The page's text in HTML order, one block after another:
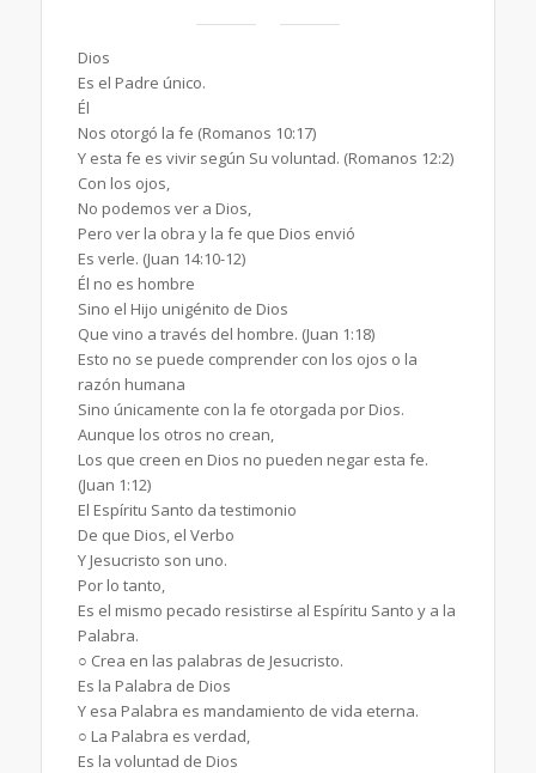
Dios
Es el Padre único.
Él
Nos otorgó la fe (Romanos 10:17)
Y esta fe es vivir según Su voluntad. (Romanos 12:2)
Con los ojos,
No podemos ver a Dios,
Pero ver la obra y la fe que Dios envió
Es verle. (Juan 14:10-12)
Él no es hombre
Sino el Hijo unigénito de Dios
Que vino a través del hombre. (Juan 1:18)
Esto no se puede comprender con los ojos o la
razón humana
Sino únicamente con la fe otorgada por Dios.
Aunque los otros no crean,
Los que creen en Dios no pueden negar esta fe.
(Juan 1:12)
El Espíritu Santo da testimonio
De que Dios, el Verbo
Y Jesucristo son uno.
Por lo tanto,
Es el mismo pecado resistirse al Espíritu Santo y a la
Palabra.
○ Crea en las palabras de Jesucristo.
Es la Palabra de Dios
Y esa Palabra es mandamiento de vida eterna.
○ La Palabra es verdad,
Es la voluntad de Dios